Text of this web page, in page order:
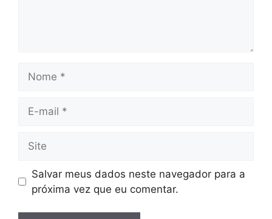
mail
Salvar meus dados neste navegador para a
próxima vez que eu comentar.